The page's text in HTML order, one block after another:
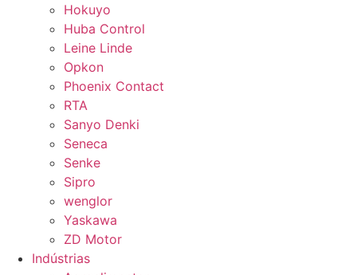
Hokuyo
Huba Control
Leine Linde
Opkon
Phoenix Contact
RTA
Sanyo Denki
Seneca
Senke
Sipro
wenglor
Yaskawa
ZD Motor
Indústrias